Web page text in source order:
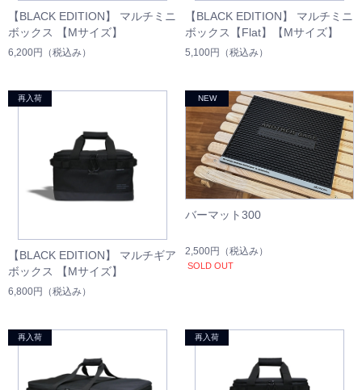
【BLACK EDITION】 マルチミニ
ボックス 【Mサイズ】
6,200円 （税込み）
【BLACK EDITION】 マルチミニ
ボックス【Flat】【Mサイズ】
5,100円 （税込み）
【BLACK EDITION】 マルチギア
ボックス 【Mサイズ】
6,800円 （税込み）
バーマット300
2,500円 （税込み）
SOLD OUT